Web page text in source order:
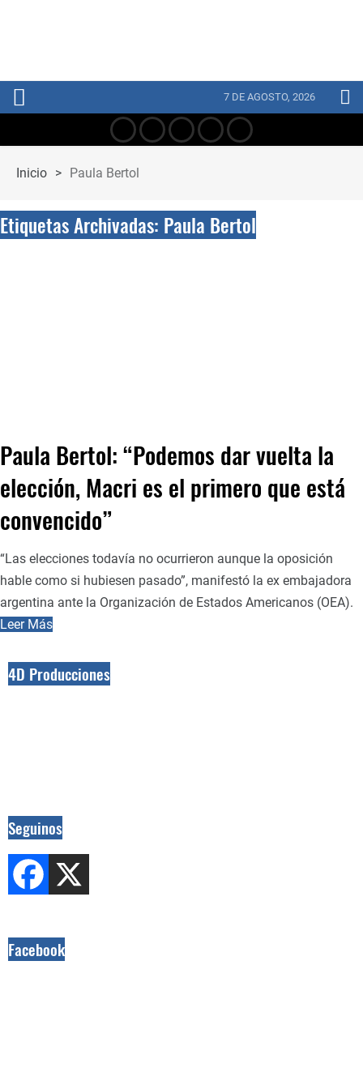
7 DE AGOSTO, 2026
Inicio > Paula Bertol
Etiquetas Archivadas: Paula Bertol
Paula Bertol: “Podemos dar vuelta la
elección, Macri es el primero que está
convencido”
“Las elecciones todavía no ocurrieron aunque la oposición
hable como si hubiesen pasado”, manifestó la ex embajadora
argentina ante la Organización de Estados Americanos (OEA).
Leer Más
4D Producciones
Seguinos
Facebook